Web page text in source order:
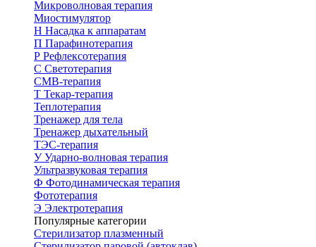
Микроволновая терапия
Миостимулятор
Н Насадка к аппаратам
П Парафинотерапия
Р Рефлексотерапия
С Светотерапия
СМВ-терапия
Т Текар-терапия
Теплотерапия
Тренажер для тела
Тренажер дыхательный
ТЭС-терапия
УУдарно-волновая терапия
Ультразвуковая терапия
Ф Фотодинамическая терапия
Фототерапия
Э Электротерапия
Популярные категории
Стерилизатор плазменный